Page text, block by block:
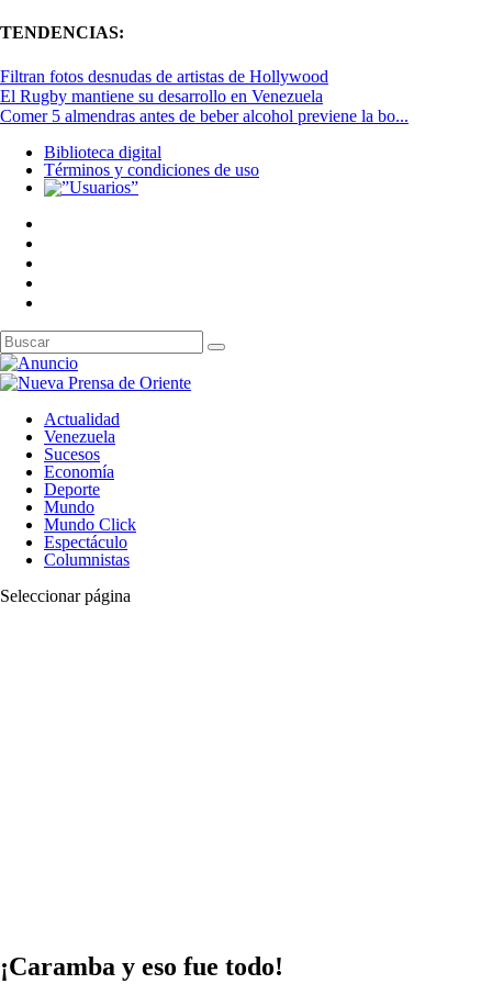
TENDENCIAS:
Filtran fotos desnudas de artistas de Hollywood
El Rugby mantiene su desarrollo en Venezuela
Comer 5 almendras antes de beber alcohol previene la bo...
Biblioteca digital
Términos y condiciones de uso
Actualidad
Venezuela
Sucesos
Economía
Deporte
Mundo
Mundo Click
Espectáculo
Columnistas
Seleccionar página
¡Caramba y eso fue todo!